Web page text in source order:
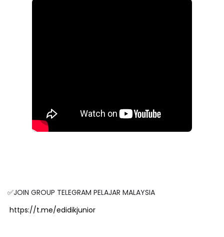
✅JOIN GROUP TELEGRAM PELAJAR MALAYSIA
https://t.me/edidikjunior